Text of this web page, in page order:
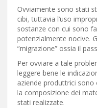
Ovviamente sono stati
cibi, tuttavia l’uso
sostanze con cui sono
potenzialmente nocive.
“migrazione” ossia il
Per ovviare a tale
leggere bene le
aziende produttrici sono
la composizione dei
stati realizzate.